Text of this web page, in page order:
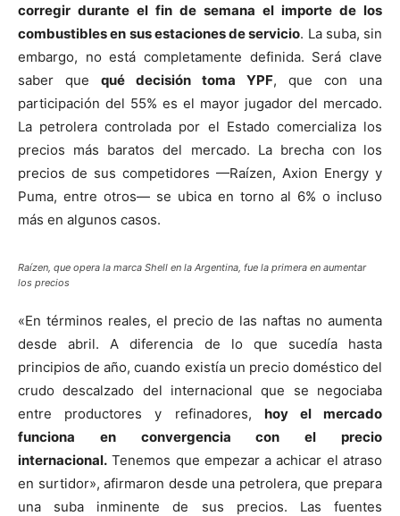
corregir durante el fin de semana el importe de los
combustibles en sus estaciones de servicio. La suba, sin
embargo, no está completamente definida. Será clave
saber que qué decisión toma YPF, que con una
participación del 55% es el mayor jugador del mercado.
La petrolera controlada por el Estado comercializa los
precios más baratos del mercado. La brecha con los
precios de sus competidores —Raízen, Axion Energy y
Puma, entre otros— se ubica en torno al 6% o incluso
más en algunos casos.
Raízen, que opera la marca Shell en la Argentina, fue la primera en aumentar
los precios
«En términos reales, el precio de las naftas no aumenta
desde abril. A diferencia de lo que sucedía hasta
principios de año, cuando existía un precio doméstico del
crudo descalzado del internacional que se negociaba
entre productores y refinadores, hoy el mercado
funciona en convergencia con el precio
internacional. Tenemos que empezar a achicar el atraso
en surtidor», afirmaron desde una petrolera, que prepara
una suba inminente de sus precios. Las fuentes